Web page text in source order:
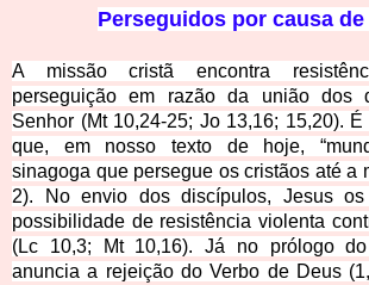
Perseguidos por causa
A missão cristã encontra
perseguição em razão da união dos
Senhor (Mt 10,24-25; Jo 13,16; 15,20). É
que, em nosso texto de hoje,
sinagoga que persegue os cristãos até a
2). No envio dos discípulos, Jesus
possibilidade de resistência violenta
(Lc 10,3; Mt 10,16). Já no prólogo
anuncia a rejeição do Verbo de Deus